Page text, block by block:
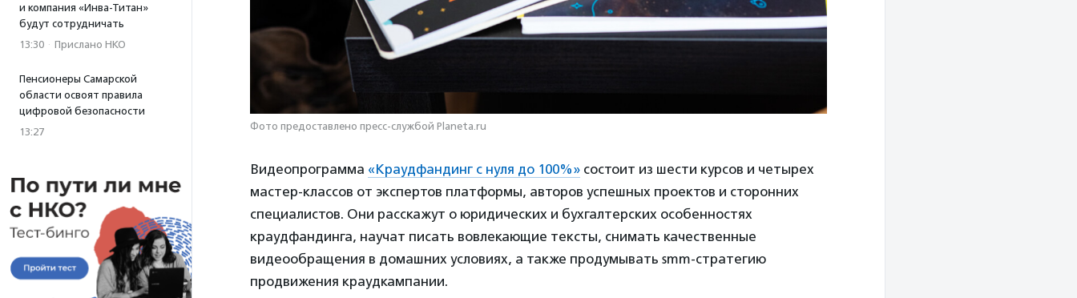
и компания «Инва-Титан»
будут сотрудничать
13:30 · Прислано НКО
Пенсионеры Самарской
области освоят правила
цифровой безопасности
13:27
Фото предоставлено пресс-службой Planeta.ru
Видеопрограмма «Краудфандинг с нуля до 100%» состоит из шести курсов и четырех
мастер-классов от экспертов платформы, авторов успешных проектов и сторонних
специалистов. Они расскажут о юридических и бухгалтерских особенностях
краудфандинга, научат писать вовлекающие тексты, снимать качественные
видеообращения в домашних условиях, а также продумывать smm-стратегию
продвижения краудкампании.